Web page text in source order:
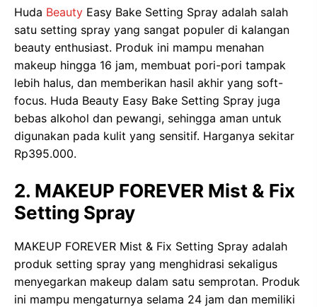
Huda Beauty Easy Bake Setting Spray adalah salah
satu setting spray yang sangat populer di kalangan
beauty enthusiast. Produk ini mampu menahan
makeup hingga 16 jam, membuat pori-pori tampak
lebih halus, dan memberikan hasil akhir yang soft-
focus. Huda Beauty Easy Bake Setting Spray juga
bebas alkohol dan pewangi, sehingga aman untuk
digunakan pada kulit yang sensitif. Harganya sekitar
Rp395.000.
2. MAKEUP FOREVER Mist & Fix
Setting Spray
MAKEUP FOREVER Mist & Fix Setting Spray adalah
produk setting spray yang menghidrasi sekaligus
menyegarkan makeup dalam satu semprotan. Produk
ini mampu mengaturnya selama 24 jam dan memiliki